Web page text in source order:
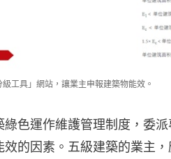
工具」網站，讓業主申報建築物能效。
色運作維護管理制度，委
的因素。五級建築的業主